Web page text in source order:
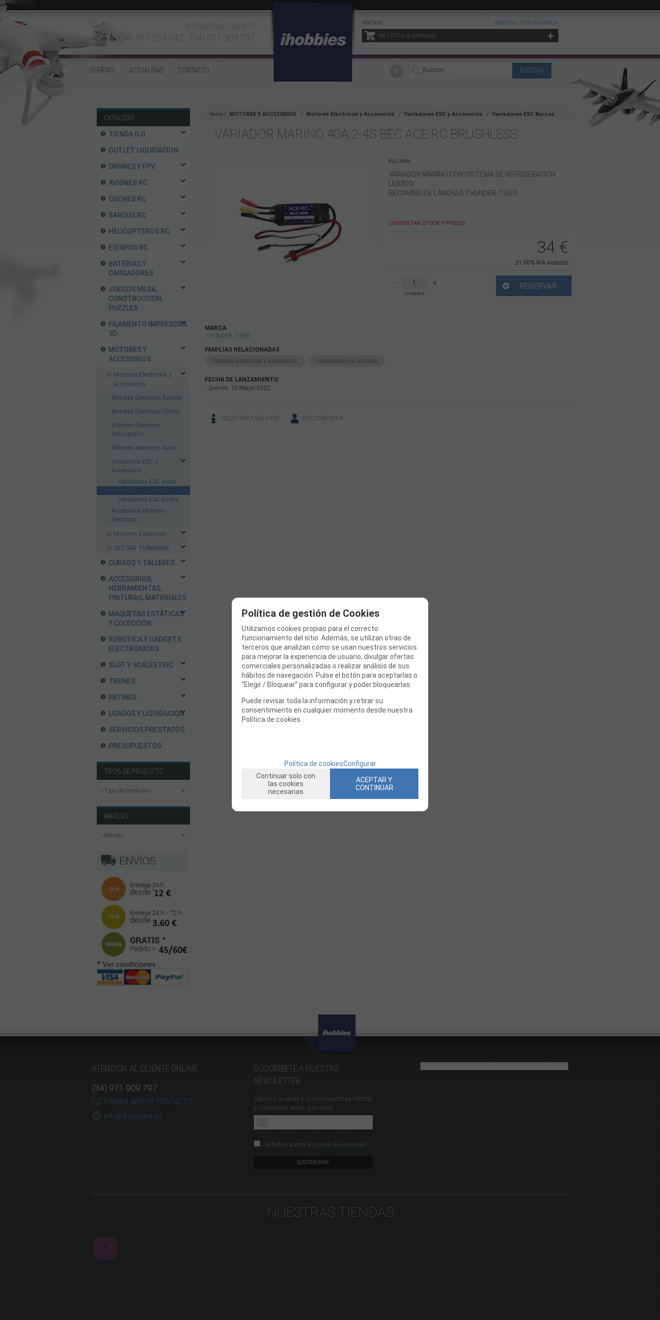
ATENCIÓN AL CLIENTE
(34) 971 554 642 - (34) 971 909 797
INVITADO REGISTRO / INICIAR SESIÓN
MI CESTA 0 artículos
OFERTAS ACTUALIDAD CONTACTO
CATÁLOGO
TIENDA DJI
OUTLET LIQUIDACION
DRONES Y FPV
AVIONES RC
COCHES RC
BARCOS RC
HELICOPTEROS RC
EQUIPOS RC
BATERIAS Y
CARGADORES
JUEGOS MESA,
CONSTRUCCION,
PUZZLES
FILAMENTO IMPRESORA
3D
MOTORES Y
ACCESORIOS
Motores Electricos y
Accesorios
Motores Electricos Barcos
Motores Electricos Coche
Motores Electricos
Helicopteros
Motores electricos Avion
Variadores ESC y
Accesorios
Variadores ESC Avion
Variadores ESC Coche
Accesorios Motores
Electricos
Motores Explosion
JETCAT TURBINAS
CURSOS Y TALLERES
ACCESORIOS,
HERRAMIENTAS,
PINTURAS, MATERIALES
MAQUETAS ESTÁTICAS
Y COLECCIÓN
ROBOTICA Y GADGETS
ELECTRÓNICOS
SLOT Y SCALEXTRIC
TRENES
PATINES
USADOS Y LIQUIDACION
SERVICIOS PRESTADOS
PRESUPUESTOS
TIPOS DE PRODUCTO
MARCAS
Home MOTORES Y ACCESORIOS Motores Electricos y Accesorios Variadores ESC y Accesorios Variadores ESC Barcos
VARIADOR MARINO 40A 2-4S BEC ACE RC BRUSHLESS
BLC-40M
VARIADOR MARINO CON SISTEMA DE REFRIGERACIÓN
LÍQUIDO.
RECAMBIO DE LANCHAS THUNDER-TIGER
CONSULTAR STOCK Y PRECIO
34 €
21.00% IVA incluido
-
unidades
+ RESERVAR
MARCA
THUNDER TIGER
FAMILIAS RELACIONADAS
Motores Electricos y Accesorios
Variadores ESC Barcos
FECHA DE LANZAMIENTO
Jueves, 12 Mayo 2022
SOLICITAR MÁS INFO RECOMENDAR
ATENCIÓN AL CLIENTE ONLINE
(34) 971 909 797
FORMULARIO DE CONTACTO
info@ihobbies.es
SUSCRÍBETE A NUESTRO
NEWSLETTER
Déjanos tu email y conoce nuestras ofertas
y novedades antes que nadie.
He leído y acepto la política de privacidad
NUESTRAS TIENDAS
Política de gestión de Cookies
Utilizamos cookies propias para el correcto
funcionamiento del sitio. Además, se utilizan otras de
terceros que analizan cómo se usan nuestros servicios
para mejorar la experiencia de usuario, divulgar ofertas
comerciales personalizadas o realizar análisis de sus
hábitos de navegación. Pulse el botón para aceptarlas o
“Elegir / Bloquear” para configurar y poder bloquearlas.
Puede revisar toda la información y retirar su
consentimiento en cualquier momento desde nuestra
Política de cookies.
Política de cookiesConfigurar
Continuar solo con
las cookies
necesarias
ACEPTAR Y
CONTINUAR